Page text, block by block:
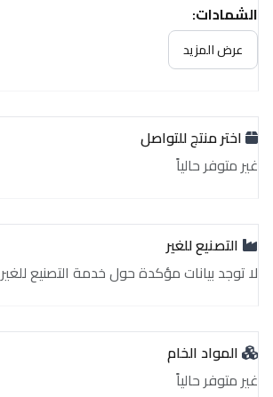
الشهادات:
غير متوفر حالياً
عرض المزيد
اختر منتج للتواصل
غير متوفر حالياً
التصنيع للغير
لا توجد بيانات مؤكدة حول خدمة التصنيع للغير
المواد الخام
غير متوفر حالياً